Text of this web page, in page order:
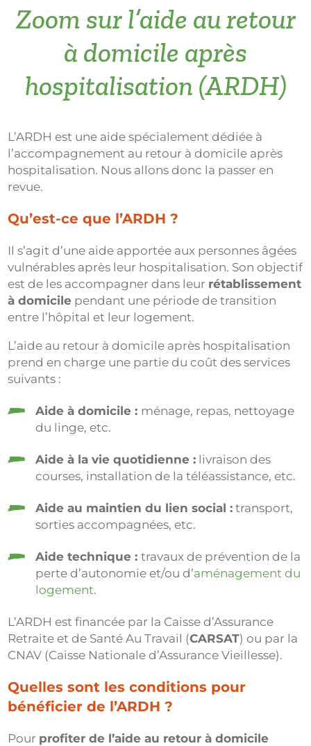
Zoom sur l’aide au retour
à domicile après
hospitalisation (ARDH)
L’ARDH est une aide spécialement dédiée à
l’accompagnement au retour à domicile après
hospitalisation. Nous allons donc la passer en
revue.
Qu’est-ce que l’ARDH ?
Il s’agit d’une aide apportée aux personnes âgées
vulnérables après leur hospitalisation. Son objectif
est de les accompagner dans leur rétablissement
à domicile pendant une période de transition
entre l’hôpital et leur logement.
L’aide au retour à domicile après hospitalisation
prend en charge une partie du coût des services
suivants :
Aide à domicile : ménage, repas, nettoyage
du linge, etc.
Aide à la vie quotidienne : livraison des
courses, installation de la téléassistance, etc.
Aide au maintien du lien social : transport,
sorties accompagnées, etc.
Aide technique :travaux de prévention de la
perte d’autonomie et/ou d’aménagement du
logement.
L’ARDH est financée par la Caisse d’Assurance
Retraite et de Santé Au Travail (CARSAT) ou par la
CNAV (Caisse Nationale d’Assurance Vieillesse).
Quelles sont les conditions pour
bénéficier de l’ARDH ?
Pour profiter de l’aide au retour à domicile